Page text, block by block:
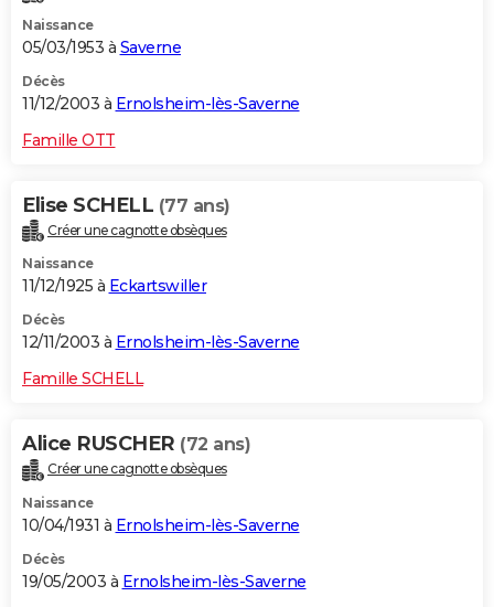
Naissance
05/03/1953 à Saverne
Décès
11/12/2003 à Ernolsheim-lès-Saverne
Famille OTT
Elise SCHELL (77 ans)
Créer une cagnotte obsèques
Naissance
11/12/1925 à Eckartswiller
Décès
12/11/2003 à Ernolsheim-lès-Saverne
Famille SCHELL
Alice RUSCHER (72 ans)
Créer une cagnotte obsèques
Naissance
10/04/1931 à Ernolsheim-lès-Saverne
Décès
19/05/2003 à Ernolsheim-lès-Saverne